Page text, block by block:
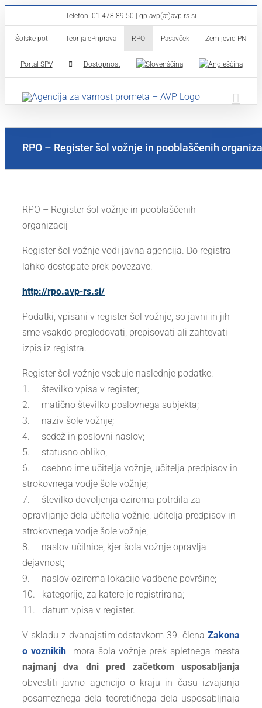
to
content
Telefon: 01 478 89 50 gp.avp(at)avp-rs.si
Šolske poti Teorija ePriprava RPO Pasavček Zemljevid PN
Portal SPV Dostopnost
RPO – Register šol vožnje in pooblaščenih
RPO – Register šol vožnje in pooblaščenih
organizacij
Register šol vožnje vodi javna agencija. Do registra
lahko dostopate prek povezave:
http://rpo.avp-rs.si/
Podatki, vpisani v register šol vožnje, so javni in jih
sme vsakdo pregledovati, prepisovati ali zahtevati
izpis iz registra.
Register šol vožnje vsebuje naslednje podatke:
1. številko vpisa v register;
2. matično številko poslovnega subjekta;
3. naziv šole vožnje;
4. sedež in poslovni naslov;
5. statusno obliko;
6. osebno ime učitelja vožnje, učitelja predpisov in
strokovnega vodje šole vožnje;
7. številko dovoljenja oziroma potrdila za
opravljanje dela učitelja vožnje, učitelja predpisov in
strokovnega vodje šole vožnje;
8. naslov učilnice, kjer šola vožnje opravlja
dejavnost;
9. naslov oziroma lokacijo vadbene površine;
10. kategorije, za katere je registrirana;
11. datum vpisa v register.
V skladu z dvanajstim odstavkom 39. člena Zakona
o voznikihmora šola vožnje prek spletnega mesta
najmanj dva dni pred začetkom usposabljanja
obvestiti javno agencijo o kraju in času izvajanja
posameznega dela teoretičnega dela usposabljnaja